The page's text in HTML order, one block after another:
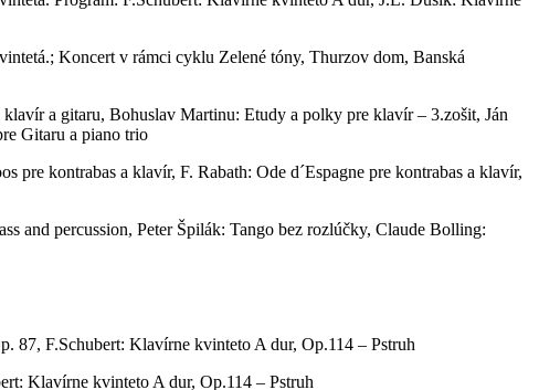
Koncert v rámci cyklu Zelené tóny, Thurzov dom, Banská
a gitaru, Bohuslav Martinu: Etudy a polky pre klavír – 3.zošit, Ján
Gitaru a piano trio
pre kontrabas a klavír, F. Rabath: Ode d´Espagne pre kontrabas a klavír,
and percussion, Peter Špilák: Tango bez rozlúčky, Claude Bolling:
87, F.Schubert: Klavírne kvinteto A dur, Op.114 – Pstruh
Klavírne kvinteto A dur, Op.114 – Pstruh